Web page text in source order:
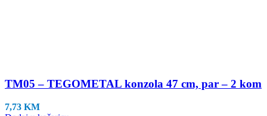
TM05 – TEGOMETAL konzola 47 cm, par – 2 kom
7,73 KM